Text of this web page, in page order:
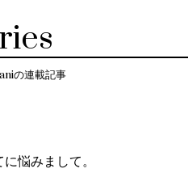
の連載記事
悩みまして。